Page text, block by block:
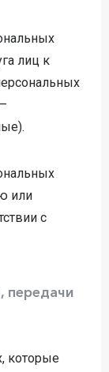
лиц к
или
с
передачи
которые